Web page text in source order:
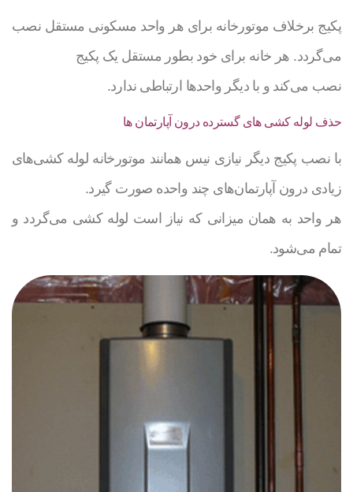
پکیج برخلاف موتورخانه برای هر واحد مسکونی مستقل نصب
می‌گردد. هر خانه برای خود بطور مستقل یک پکیج
نصب می‌کند و با دیگر واحدها ارتباطی ندارد.
حذف لوله کشی ‌های گسترده درون آپارتمان ها
با نصب پکیج دیگر نیازی نیس همانند موتورخانه لوله کشی‌های
زیادی درون آپارتمان‌های چند واحده صورت گیرد.
هر واحد به همان میزانی که نیاز است لوله کشی می‌گردد و
تمام می‌شود.